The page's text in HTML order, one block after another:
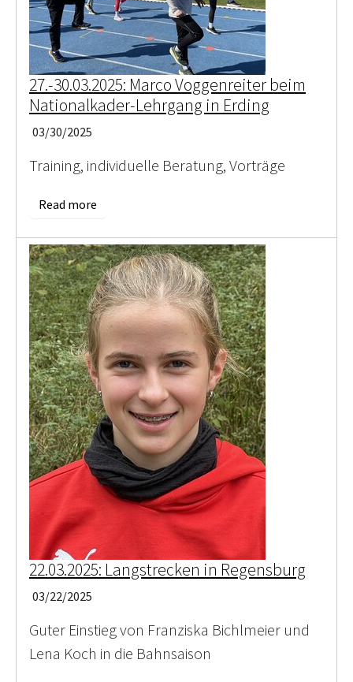
27.-30.03.2025: Marco Voggenreiter beim
Nationalkader-Lehrgang in Erding
03/30/2025
Training, individuelle Beratung, Vorträge
Read more
22.03.2025: Langstrecken in Regensburg
03/22/2025
Guter Einstieg von Franziska Bichlmeier und
Lena Koch in die Bahnsaison